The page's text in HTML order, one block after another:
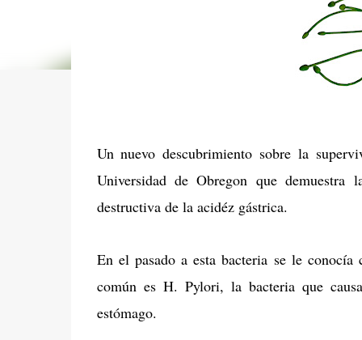
Un nuevo descubrimiento sobre la
Universidad de Obregon que
destructiva de la acidéz gástrica.
En el pasado a esta bacteria se le
común es H. Pylori, la bacteria que
estómago.